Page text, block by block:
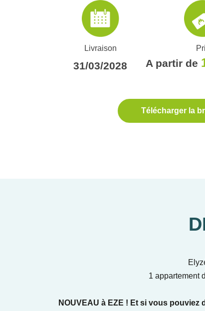
Livraison
31/03/2028 A partir de
Télécharger la
1 appartement
NOUVEAU à EZE ! Et si vous